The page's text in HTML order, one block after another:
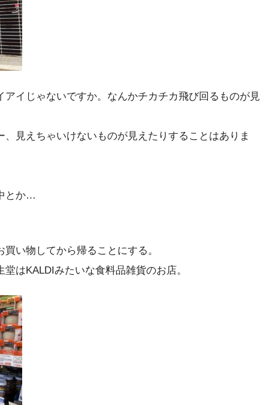
アイじゃないですか。なんかチカチカ飛び回るものが見
見えちゃいけないものが見えたりすることはありま
とか…
い物してから帰ることにする。
はKALDIみたいな食料品雑貨のお店。